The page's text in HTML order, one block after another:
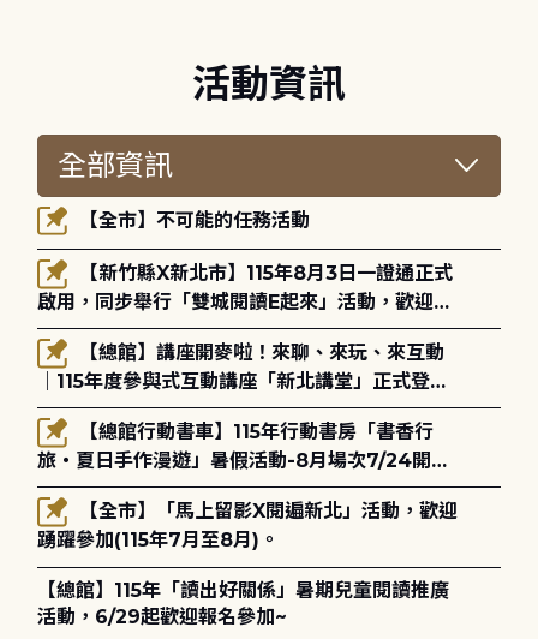
活動資訊
【全市】不可能的任務活動
啟用，同步舉行「雙城閱讀E起來」活動，歡迎踴
躍參加(115年8月3日至10月4日)。
｜115年度參與式互動講座「新北講堂」正式登
場！
旅・夏日手作漫遊」暑假活動-8月場次7/24開始
報名
踴躍參加(115年7月至8月)。
【總館】115年「讀出好關係」暑期兒童閱讀推廣
活動，6/29起歡迎報名參加~